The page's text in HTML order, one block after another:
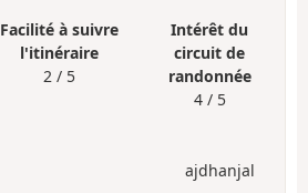
Facilité à suivre
l'itinéraire
2 / 5
Intérêt du
circuit de
randonnée
4 / 5
ajdhanjal